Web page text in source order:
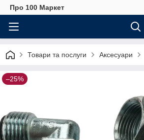
Про 100 Маркет
Товари та послуги Аксесуари
–25%